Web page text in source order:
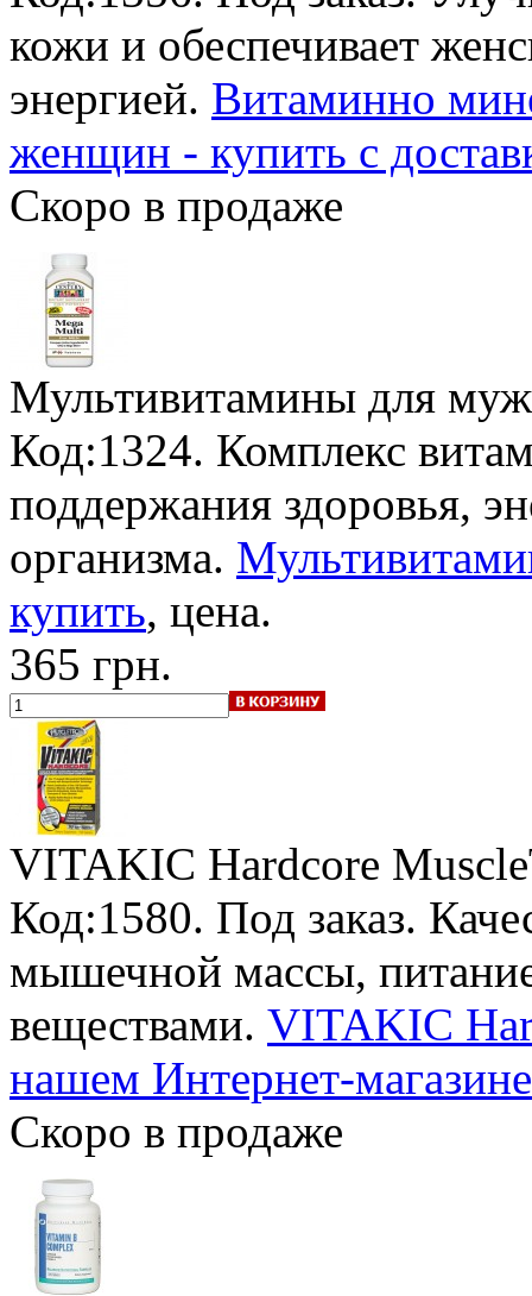
кожи и обеспечивает
энергией. Витаминно
женщин - купить с
Скоро в продаже
Мультивитамины для
Код:1324. Комплекс
поддержания здоровья,
организма.
купить, цена.
365 грн.
VITAKIC Hardcore
Код:1580. Под заказ.
мышечной массы,
веществами. VITAKIC
нашем Интернет-магазине
Скоро в продаже